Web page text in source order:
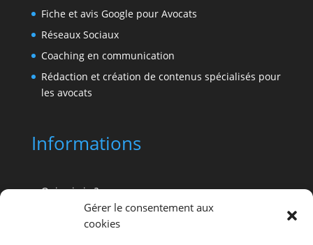
Gérer le consentement aux
cookies
Fiche et avis Google pour Avocats
Réseaux Sociaux
Coaching en communication
Rédaction et création de contenus spécialisés pour
les avocats
Informations
Qui suis-je ?
Pourquoi Advocatus ?